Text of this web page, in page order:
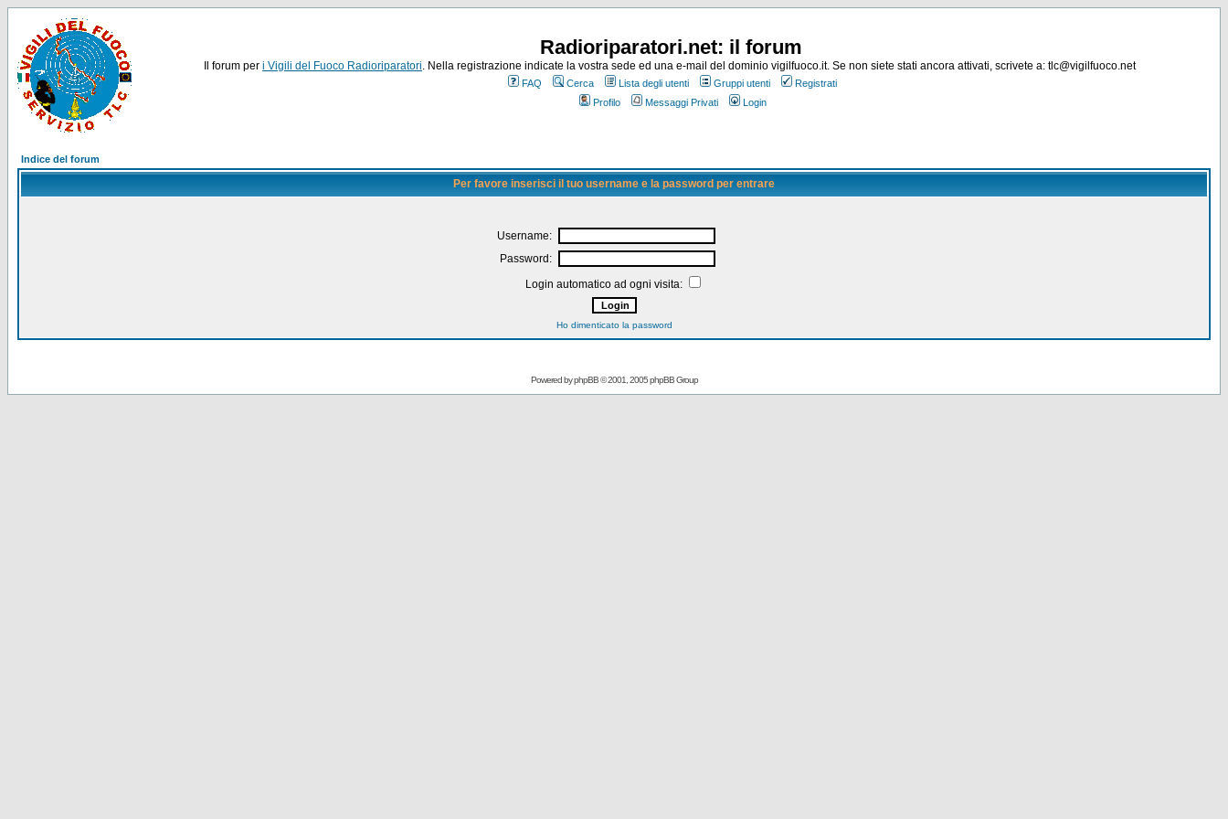
Radioriparatori.net: il forum
Il forum per i Vigili del Fuoco Radioriparatori. Nella registrazione indicate la vostra sede ed una e-mail del dominio vigilfuoco.it. Se non siete stati ancora attivati, scrivete a: tlc@vigilfuoco.net
FAQ Cerca Lista degli utenti Gruppi utenti
Registrati
Profilo
Messaggi Privati Login
Indice del forum
Per favore inserisci il tuo username e la password per entrare
Username:
Password:
Login automatico ad ogni visita:
Ho dimenticato la password
Powered byphpBB© 2001, 2005 phpBB Group